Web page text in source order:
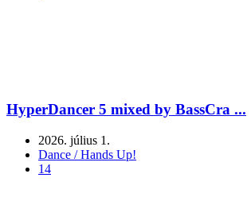
HyperDancer 5 mixed by BassCra ...
2026. július 1.
Dance / Hands Up!
14